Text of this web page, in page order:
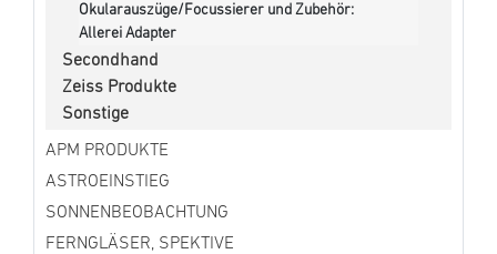
Okularauszüge/Focussierer und Zubehör:
Allerei Adapter
Secondhand
Zeiss Produkte
Sonstige
APM PRODUKTE
ASTROEINSTIEG
SONNENBEOBACHTUNG
FERNGLÄSER, SPEKTIVE